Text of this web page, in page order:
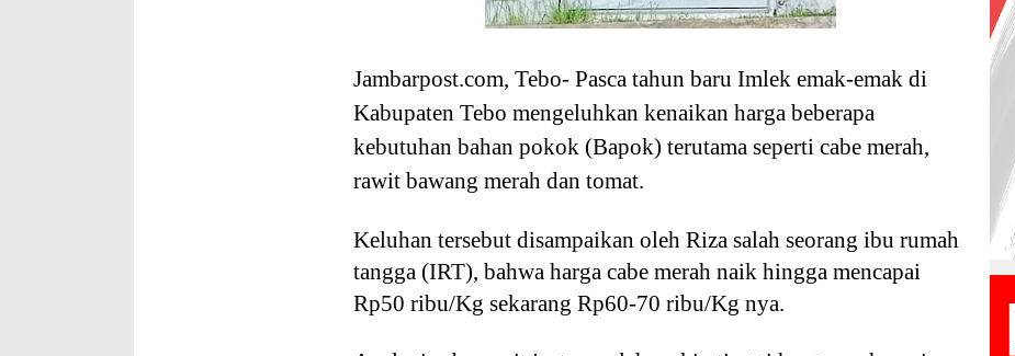
Jambarpost.com, Tebo- Pasca tahun baru Imlek emak-emak di
Kabupaten Tebo mengeluhkan kenaikan harga beberapa
kebutuhan bahan pokok (Bapok) terutama seperti cabe merah,
rawit bawang merah dan tomat.
Keluhan tersebut disampaikan oleh Riza salah seorang ibu rumah
tangga (IRT), bahwa harga cabe merah naik hingga mencapai
Rp50 ribu/Kg sekarang Rp60-70 ribu/Kg nya.